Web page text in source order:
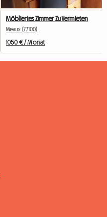
Möbliertes Zimmer Zu Vermieten
Meaux (77100)
1050 € / Monat